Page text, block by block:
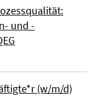
und -
(w/m/d)